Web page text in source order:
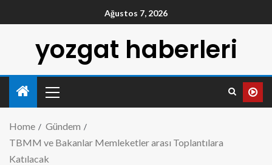
Ağustos 7, 2026
yozgat haberleri
Home
Gündem
TBMM ve Bakanlar Memleketler arası Toplantılara
Katılacak